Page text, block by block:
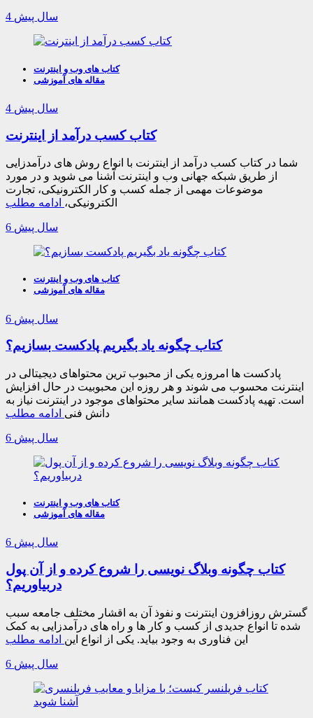
4 سال پیش
کتاب های وب و اینترنت
مقاله های آموزشی
4 سال پیش
کتاب کسب درآمد از اینترنت
شما در کتاب کسب درآمد از اینترنت با انواع روش های درآمدزایی
از طریق شبکه جهانی وب و اینترنت آشنا می شوید و در مورد
موضوعات مهمی از جمله کسب و کار الکترونیکی، تجارت
الکترونیکی، ادامه مطلب
6 سال پیش
کتاب های وب و اینترنت
مقاله های آموزشی
6 سال پیش
کتاب چگونه یاد بگیریم پادکست بسازیم؟
پادکست ها امروزه یکی از محبوب ترین محتواهای دیجیتالی در
اینترنت محسوب می شوند و هر روزه این محبوبیت در حال افزایش
است. تهیه پادکست همانند سایر محتواهای موجود در اینترنت نیاز به
دانش فنی ادامه مطلب
6 سال پیش
کتاب های وب و اینترنت
مقاله های آموزشی
6 سال پیش
کتاب چگونه وبلاگ نویسی را شروع کرده و از آن پول
دربیاوریم؟
گسترش روزافزون اینترنت و نفوذ آن به اقشار مختلف جامعه سبب
شده تا انواع جدیدی از کسب و کار ها و راه های درآمدزایی به کمک
این فناوری به وجود بیاید. یکی از انواع این ادامه مطلب
6 سال پیش